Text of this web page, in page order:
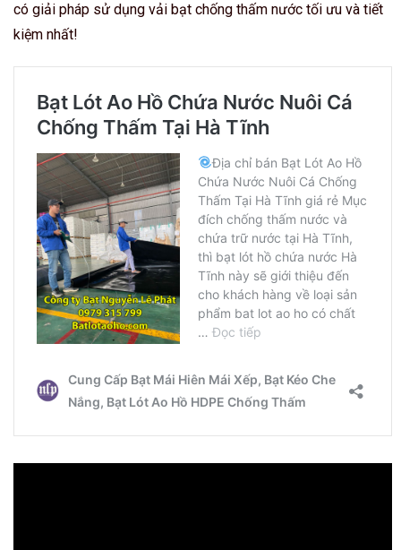
có giải pháp sử dụng vải bạt chống thấm nước tối ưu và tiết
kiệm nhất!